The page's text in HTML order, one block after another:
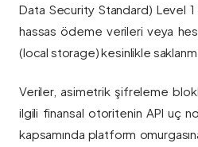
Data Security Standard) Level 1
hassas ödeme verileri veya
(local storage) kesinlikle
Veriler, asimetrik şifreleme
ilgili finansal otoritenin API uç
kapsamında platform